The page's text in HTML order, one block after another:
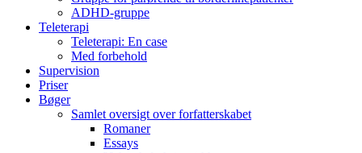
ADHD-gruppe
Teleterapi
Teleterapi: En case
Med forbehold
Supervision
Priser
Bøger
Samlet oversigt over forfatterskabet
Romaner
Essays